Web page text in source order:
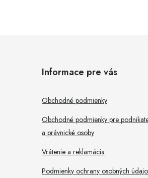
p
a
n
e
l
Informace pre vás
Obchodné podmienky
Obchodné podmienky pre
a právnické osoby
Vrátenie a reklamácia
Podmienky ochrany osobných